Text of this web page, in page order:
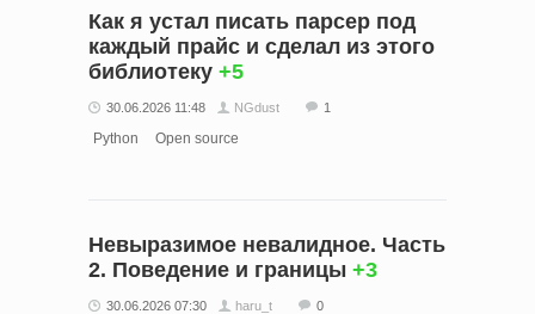
Как я устал писать парсер под
каждый прайс и сделал из этого
библиотеку +5
30.06.2026 11:48 NGdust 1
Python Open source
Невыразимое невалидное. Часть
2. Поведение и границы +3
30.06.2026 07:30 haru_t 0